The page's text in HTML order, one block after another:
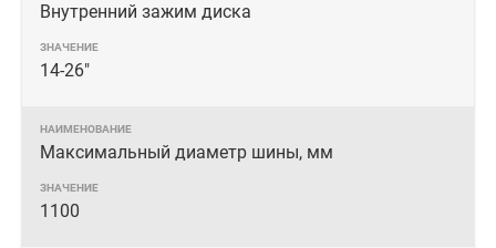
Внутренний зажим диска
14-26"
Максимальный диаметр шины, мм
1100